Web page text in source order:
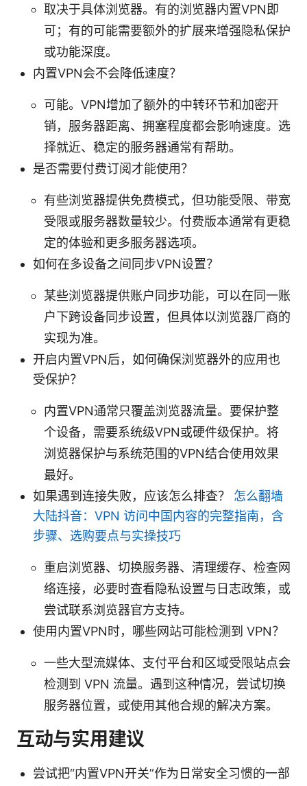
取决于具体浏览器。有的浏览器内置VPN即
可；有的可能需要额外的扩展来增强隐私保护
或功能深度。
内置VPN会不会降低速度？
可能。VPN增加了额外的中转环节和加密开
销，服务器距离、拥塞程度都会影响速度。选
择就近、稳定的服务器通常有帮助。
是否需要付费订阅才能使用？
有些浏览器提供免费模式，但功能受限、带宽
受限或服务器数量较少。付费版本通常有更稳
定的体验和更多服务器选项。
如何在多设备之间同步VPN设置？
某些浏览器提供账户同步功能，可以在同一账
户下跨设备同步设置，但具体以浏览器厂商的
实现为准。
开启内置VPN后，如何确保浏览器外的应用也
受保护？
内置VPN通常只覆盖浏览器流量。要保护整
个设备，需要系统级VPN或硬件级保护。将
浏览器保护与系统范围的VPN结合使用效果
最好。
如果遇到连接失败，应该怎么排查？ 怎么翻墙
大陆抖音：VPN 访问中国内容的完整指南，含
步骤、选购要点与实操技巧
重启浏览器、切换服务器、清理缓存、检查网
络连接，必要时查看隐私设置与日志政策，或
尝试联系浏览器官方支持。
使用内置VPN时，哪些网站可能检测到 VPN？
一些大型流媒体、支付平台和区域受限站点会
检测到 VPN 流量。遇到这种情况，尝试切换
服务器位置，或使用其他合规的解决方案。
互动与实用建议
尝试把“内置VPN开关”作为日常安全习惯的一部